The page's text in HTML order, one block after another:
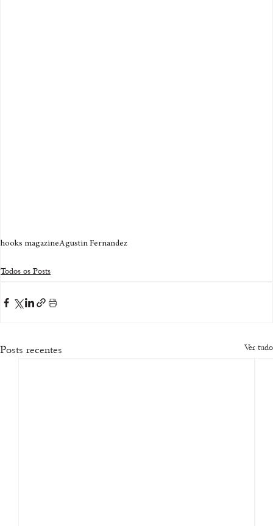
hooks magazineAgustin Fernandez
Todos os Posts
Posts recentes Ver tudo